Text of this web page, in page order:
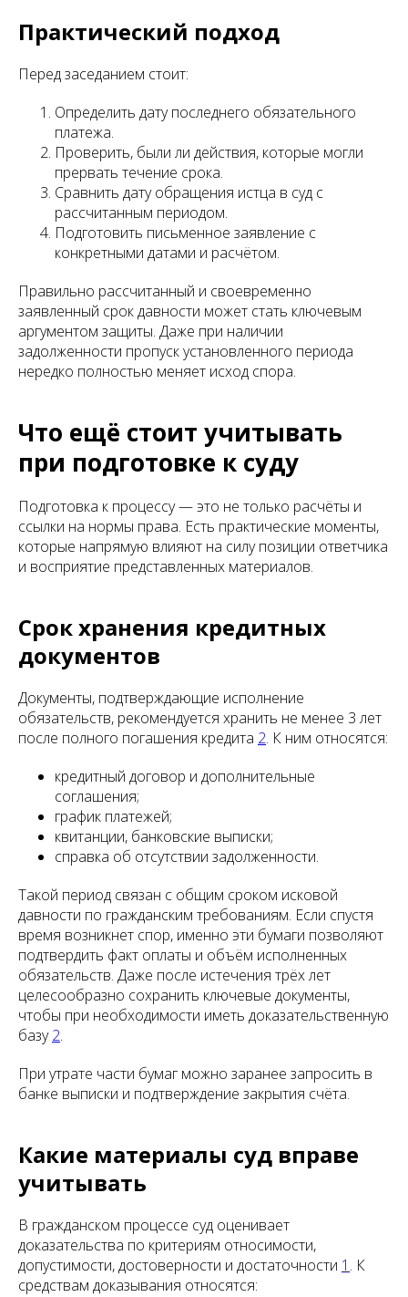
Практический подход
Перед заседанием стоит:
Определить дату последнего обязательного
платежа.
Проверить, были ли действия, которые могли
прервать течение срока.
Сравнить дату обращения истца в суд с
рассчитанным периодом.
Подготовить письменное заявление с
конкретными датами и расчётом.
Правильно рассчитанный и своевременно
заявленный срок давности может стать ключевым
аргументом защиты. Даже при наличии
задолженности пропуск установленного периода
нередко полностью меняет исход спора.
Что ещё стоит учитывать
при подготовке к суду
Подготовка к процессу — это не только расчёты и
ссылки на нормы права. Есть практические моменты,
которые напрямую влияют на силу позиции ответчика
и восприятие представленных материалов.
Срок хранения кредитных
документов
Документы, подтверждающие исполнение
обязательств, рекомендуется хранить не менее 3 лет
после полного погашения кредита 2. К ним относятся:
кредитный договор и дополнительные
соглашения;
график платежей;
квитанции, банковские выписки;
справка об отсутствии задолженности.
Такой период связан с общим сроком исковой
давности по гражданским требованиям. Если спустя
время возникнет спор, именно эти бумаги позволяют
подтвердить факт оплаты и объём исполненных
обязательств. Даже после истечения трёх лет
целесообразно сохранить ключевые документы,
чтобы при необходимости иметь доказательственную
базу2.
При утрате части бумаг можно заранее запросить в
банке выписки и подтверждение закрытия счёта.
Какие материалы суд вправе
учитывать
В гражданском процессе суд оценивает
доказательства по критериям относимости,
допустимости, достоверности и достаточности 1 . К
средствам доказывания относятся: